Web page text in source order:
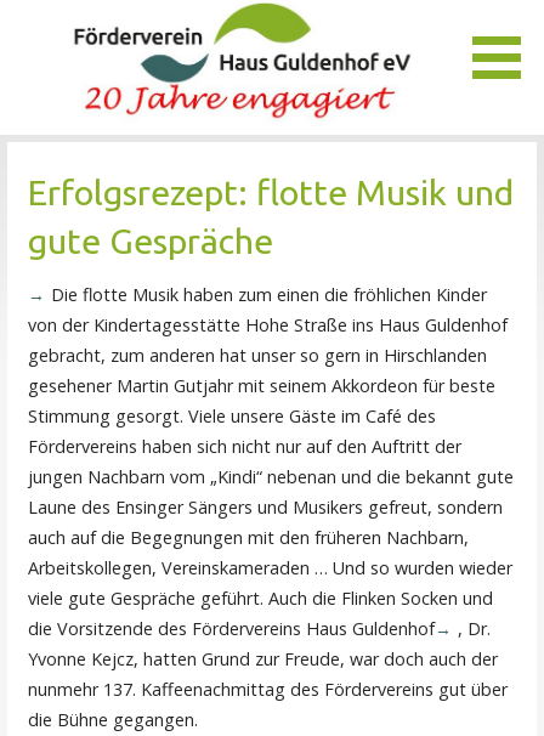
Unser Verein bietet Interessierten viele Möglichkeiten, das
Pflegezentrum Haus Guldenhof zu unterstützen und zu
fördern.
Erfolgsrezept: flotte Musik und
gute Gespräche
Die flotte Musik haben zum einen die fröhlichen Kinder
von der Kindertagesstätte Hohe Straße ins Haus Guldenhof
gebracht, zum anderen hat unser so gern in Hirschlanden
gesehener Martin Gutjahr mit seinem Akkordeon für beste
Stimmung gesorgt. Viele unsere Gäste im Café des
Fördervereins haben sich nicht nur auf den Auftritt der
jungen Nachbarn vom „Kindi“ nebenan und die bekannt gute
Laune des Ensinger Sängers und Musikers gefreut, sondern
auch auf die Begegnungen mit den früheren Nachbarn,
Arbeitskollegen, Vereinskameraden … Und so wurden wieder
viele gute Gespräche geführt. Auch die Flinken Socken und
die Vorsitzende des Fördervereins Haus Guldenhof
, Dr.
Yvonne Kejcz, hatten Grund zur Freude, war doch auch der
nunmehr 137. Kaffeenachmittag des Fördervereins gut über
die Bühne gegangen.